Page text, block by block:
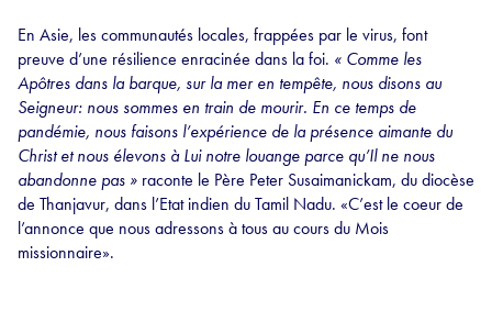
En Asie, les communautés locales, frappées par le virus, font
preuve d’une résilience enracinée dans la foi. « Comme les
Apôtres dans la barque, sur la mer en tempête, nous disons au
Seigneur: nous sommes en train de mourir. En ce temps de
pandémie, nous faisons l’expérience de la présence aimante du
Christ et nous élevons à Lui notre louange parce qu’Il ne nous
abandonne pas » raconte le Père Peter Susaimanickam, du diocèse
de Thanjavur, dans l’Etat indien du Tamil Nadu. «C’est le coeur de
l’annonce que nous adressons à tous au cours du Mois
missionnaire».